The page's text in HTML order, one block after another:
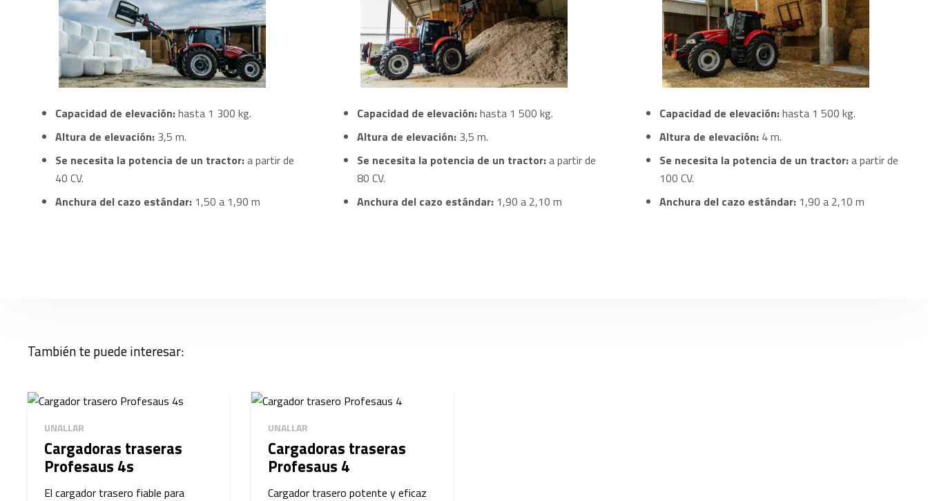
Capacidad de elevación:hasta 1 300 kg.
Altura de elevación: 3,5 m.
Se necesita la potencia de un tractor:a partir de
40 CV.
Anchura del cazo estándar: 1,50 a 1,90 m
Capacidad de elevación:hasta 1 500 kg.
Altura de elevación: 3,5 m.
Se necesita la potencia de un tractor:a partir de
80 CV.
Anchura del cazo estándar: 1,90 a 2,10 m
Capacidad de elevación:hasta 1 500 kg.
Altura de elevación: 4 m.
Se necesita la potencia de un tractor:a partir de
100 CV.
Anchura del cazo estándar:1,90 a 2,10 m
También te puede interesar:
UNALLAR
Cargadoras traseras
Profesaus 4s
El cargador trasero fiable para
UNALLAR
Cargadoras traseras
Profesaus 4
Cargador trasero potente y eficaz